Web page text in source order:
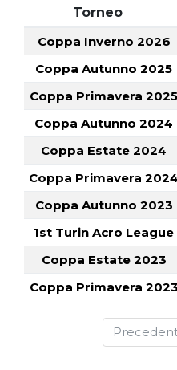
Torneo
Coppa Inverno 2026
Coppa Autunno 2025
Coppa Primavera 2025
Coppa Autunno 2024
Coppa Estate 2024
Coppa Primavera 2024
Coppa Autunno 2023
1st Turin Acro League
Coppa Estate 2023
Coppa Primavera 2023